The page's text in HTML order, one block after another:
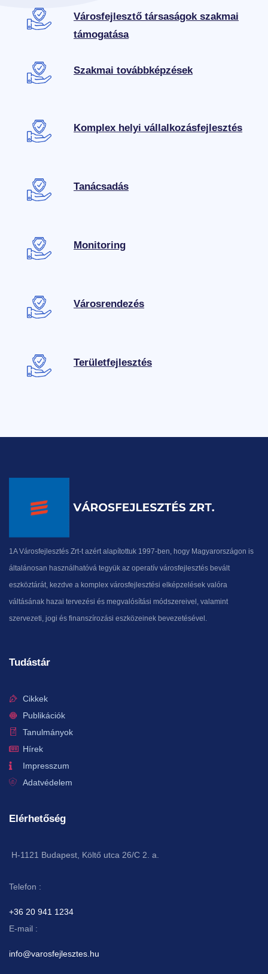
Városfejlesztő társaságok szakmai
támogatása
Szakmai továbbképzések
Komplex helyi vállalkozásfejlesztés
Tanácsadás
Monitoring
Városrendezés
Területfejlesztés
1A Városfejlesztés Zrt-t azért alapítottuk 1997-ben, hogy Magyarországon is
általánosan használhatóvá tegyük az operatív városfejlesztés bevált
eszköztárát, kezdve a komplex városfejlesztési elképzelések valóra
váltásának hazai tervezési és megvalósítási módszereivel, valamint
szervezeti, jogi és finanszírozási eszközeinek bevezetésével.
Tudástár
Cikkek
Publikációk
Tanulmányok
Hírek
Impresszum
Adatvédelem
Elérhetőség
H-1121 Budapest, Költő utca 26/C 2. a.
Telefon :
+36 20 941 1234
E-mail :
info@varosfejlesztes.hu